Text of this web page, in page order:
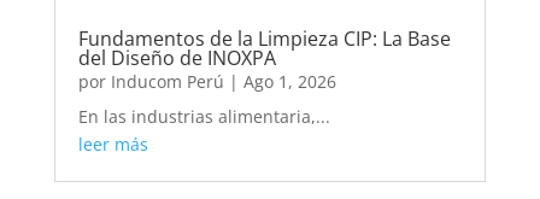
Fundamentos de la Limpieza CIP: La Base
del Diseño de INOXPA
por Inducom Perú | Ago 1, 2026
En las industrias alimentaria,...
leer más